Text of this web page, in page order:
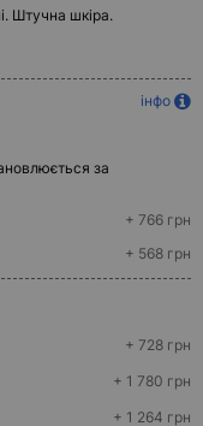
Штучна шкіра.
інфо
за
+ 766 грн
+ 568 грн
+ 728 грн
+ 1 780 грн
+ 1 264 грн